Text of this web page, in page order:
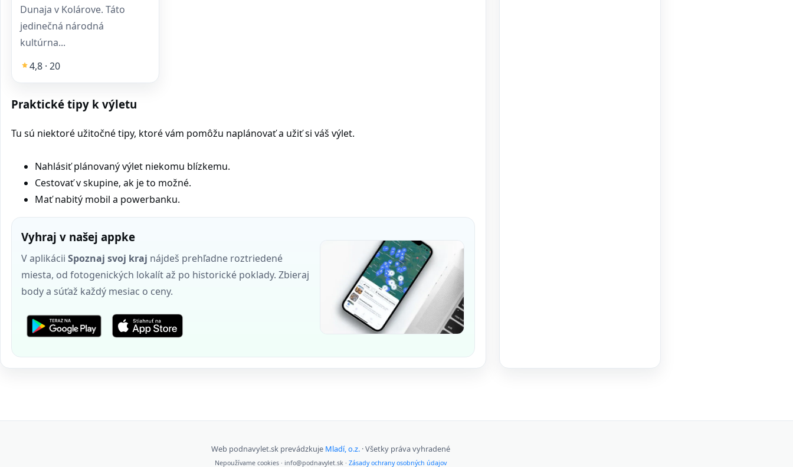
Dunaja v Kolárove. Táto
jedinečná národná
kultúrna...
4,8 · 20
Praktické tipy k výletu
Tu sú niektoré užitočné tipy, ktoré vám pomôžu naplánovať a užiť si váš výlet.
Nahlásiť plánovaný výlet niekomu blízkemu.
Cestovať v skupine, ak je to možné.
Mať nabitý mobil a powerbanku.
Vyhraj v našej appke
V aplikácii Spoznaj svoj kraj nájdeš prehľadne roztriedené
miesta, od fotogenických lokalít až po historické poklady. Zbieraj
body a súťaž každý mesiac o ceny.
Web podnavylet.sk prevádzkuje Mladí, o.z.· Všetky práva vyhradené
Nepoužívame cookies · info@podnavylet.sk · Zásady ochrany osobných údajov